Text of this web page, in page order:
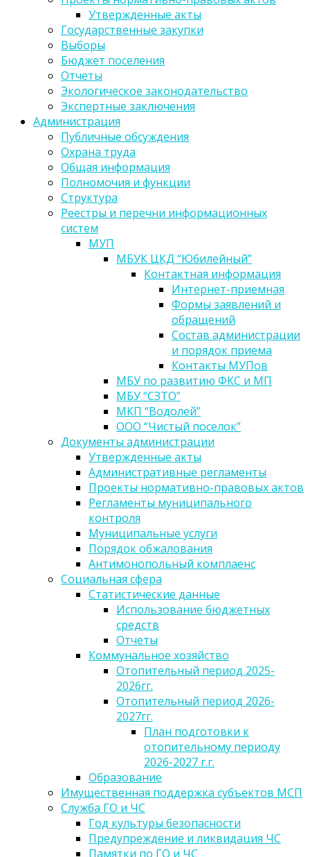
Утвержденные акты
Государственные закупки
Выборы
Бюджет поселения
Отчеты
Экологическое законодательство
Экспертные заключения
Администрация
Публичные обсуждения
Охрана труда
Общая информация
Полномочия и функции
Структура
Реестры и перечни информационных
систем
МУП
МБУК ЦКД “Юбилейный”
Контактная информация
Интернет-приемная
Формы заявлений и
обращений
Состав администрации
и порядок приема
Контакты МУПов
МБУ по развитию ФКС и МП
МБУ “СЗТО”
МКП “Водолей”
ООО “Чистый поселок”
Документы администрации
Утвержденные акты
Административные регламенты
Проекты нормативно-правовых актов
Регламенты муниципального
контроля
Муниципальные услуги
Порядок обжалования
Антимонопольный комплаенс
Социальная сфера
Статистические данные
Использование бюджетных
средств
Отчеты
Коммунальное хозяйство
Отопительный период 2025-
2026гг.
Отопительный период 2026-
2027гг.
План подготовки к
отопительному периоду
2026-2027 г.г.
Образование
Имущественная поддержка субъектов МСП
Служба ГО и ЧС
Год культуры безопасности
Предупреждение и ликвидация ЧС
Памятки по ГО и ЧС